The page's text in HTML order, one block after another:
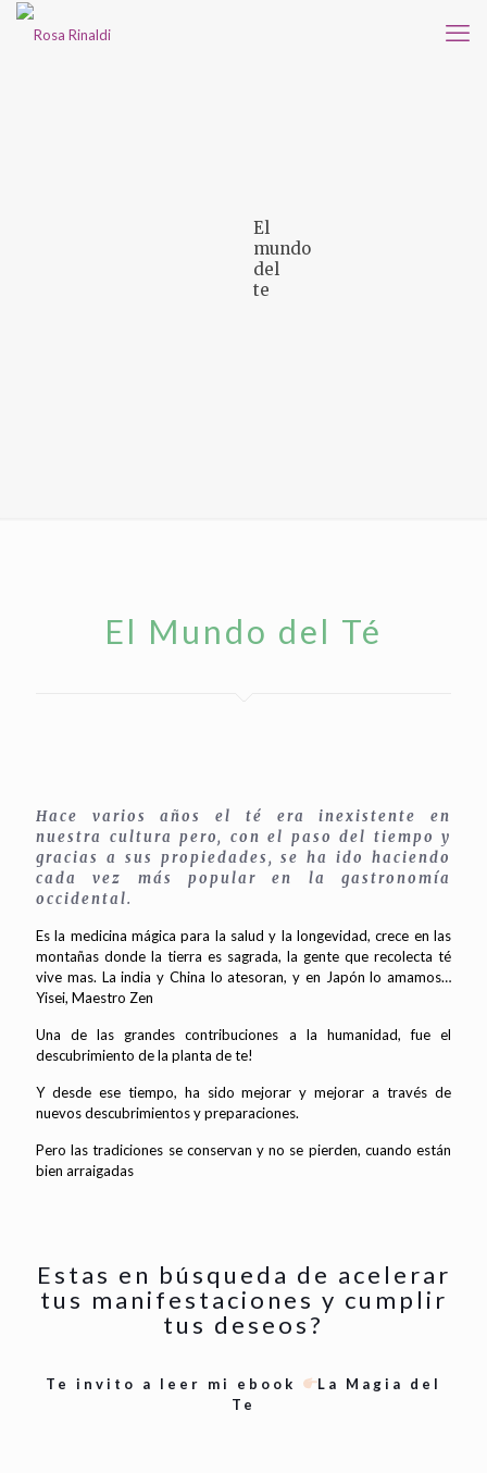
El
mundo
del
te
El Mundo del Té
Hace varios años el té era inexistente en
nuestra cultura pero, con el paso del tiempo y
gracias a sus propiedades, se ha ido haciendo
cada vez más popular en la gastronomía
occidental.
Es la medicina mágica para la salud y la longevidad, crece en las
montañas donde la tierra es sagrada, la gente que recolecta té
vive mas. La india y China lo atesoran, y en Japón lo amamos…
Yisei, Maestro Zen
Una de las grandes contribuciones a la humanidad, fue el
descubrimiento de la planta de te!
Y desde ese tiempo, ha sido mejorar y mejorar a través de
nuevos descubrimientos y preparaciones.
Pero las tradiciones se conservan y no se pierden, cuando están
bien arraigadas
Estas en búsqueda de acelerar
tus manifestaciones y cumplir
tus deseos?
Te invito a leer mi ebook
La Magia del
Te